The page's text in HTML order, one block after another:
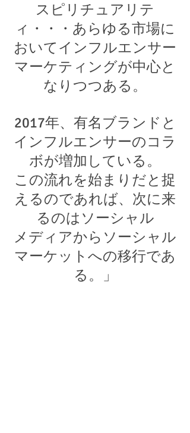
スピリチュアリテ
ィ・・・あらゆる市場に
おいてインフルエンサー
マーケティングが中心と
なりつつある。
2017年、有名ブランドと
インフルエンサーのコラ
ボが増加している。
この流れを始まりだと捉
えるのであれば、次に来
るのはソーシャル
メディアからソーシャル
マーケットへの移行であ
る。」